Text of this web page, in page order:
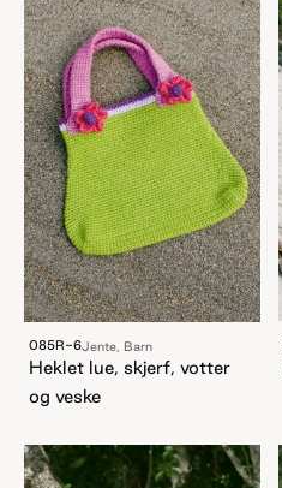
085R-6Jente, Barn
Heklet lue, skjerf, votter
og veske